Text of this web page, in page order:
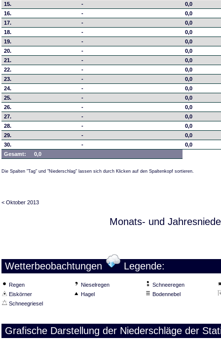
15.
-
0,0
16.
-
0,0
17.
-
0,0
18.
-
0,0
19.
-
0,0
20.
-
0,0
21.
-
0,0
22.
-
0,0
23.
-
0,0
24.
-
0,0
25.
-
0,0
26.
-
0,0
27.
-
0,0
28.
-
0,0
29.
-
0,0
30.
-
0,0
Gesamt:
0,0
Die Spalten "Tag" und "Niederschlag" lassen sich durch Klicken auf den Spaltenkopf sortieren.
< Oktober 2013
Monats- und
Wetterbeobachtungen Legende:
Regen Nieselregen
Schneeregen
Eiskörner
Hagel
Bodennebel
Schneegriesel
Grafische Darstellung der Niederschläge der